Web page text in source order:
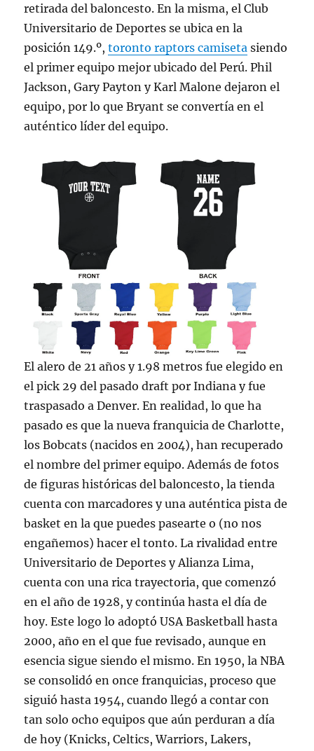
retirada del baloncesto. En la misma, el Club
Universitario de Deportes se ubica en la
posición 149.º,toronto raptors camiseta siendo
el primer equipo mejor ubicado del Perú. Phil
Jackson, Gary Payton y Karl Malone dejaron el
equipo, por lo que Bryant se convertía en el
auténtico líder del equipo.
El alero de 21 años y 1.98 metros fue elegido en
el pick 29 del pasado draft por Indiana y fue
traspasado a Denver. En realidad, lo que ha
pasado es que la nueva franquicia de Charlotte,
los Bobcats (nacidos en 2004), han recuperado
el nombre del primer equipo. Además de fotos
de figuras históricas del baloncesto, la tienda
cuenta con marcadores y una auténtica pista de
basket en la que puedes pasearte o (no nos
engañemos) hacer el tonto. La rivalidad entre
Universitario de Deportes y Alianza Lima,
cuenta con una rica trayectoria, que comenzó
en el año de 1928, y continúa hasta el día de
hoy. Este logo lo adoptó USA Basketball hasta
2000, año en el que fue revisado, aunque en
esencia sigue siendo el mismo. En 1950, la NBA
se consolidó en once franquicias, proceso que
siguió hasta 1954, cuando llegó a contar con
tan solo ocho equipos que aún perduran a día
de hoy (Knicks, Celtics, Warriors, Lakers,